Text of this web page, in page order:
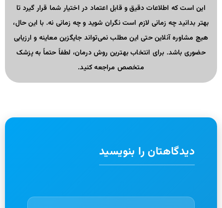
این است که اطلاعات دقیق و قابل اعتماد در اختیار شما قرار گیرد تا
بهتر بدانید چه زمانی لازم است نگران شوید و چه زمانی نه. با این حال،
هیچ مشاوره آنلاین حتی این مطلب نمی‌تواند جایگزین معاینه و ارزیابی
حضوری باشد. برای انتخاب بهترین روش درمان، لطفاً حتماً به پزشک
متخصص مراجعه کنید.
دیدگاهتان را بنویسید